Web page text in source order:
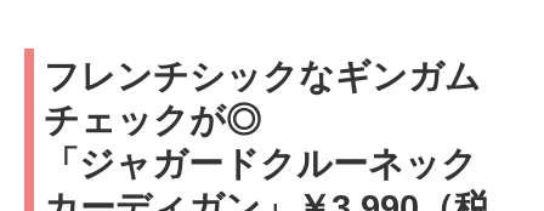
フレンチシックなギンガム
チェックが◎
「ジャガードクルーネック